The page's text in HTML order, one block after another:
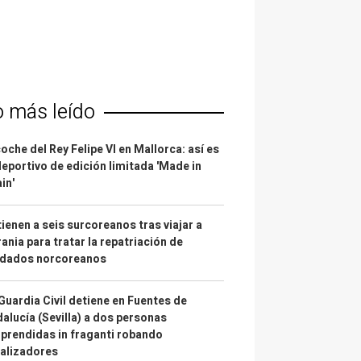
más leído
del Rey Felipe VI en Mallorca: así es
de edición limitada 'Made in
a seis surcoreanos tras viajar a
para tratar la repatriación de
norcoreanos
Civil detiene en Fuentes de
(Sevilla) a dos personas
in fraganti robando